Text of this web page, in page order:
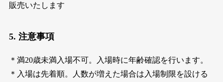
販売いたします
5. 注意事項
＊満20歳未満入場不可。入場時に年齢確認を行います。
＊入場は先着順。人数が増えた場合は入場制限を設ける